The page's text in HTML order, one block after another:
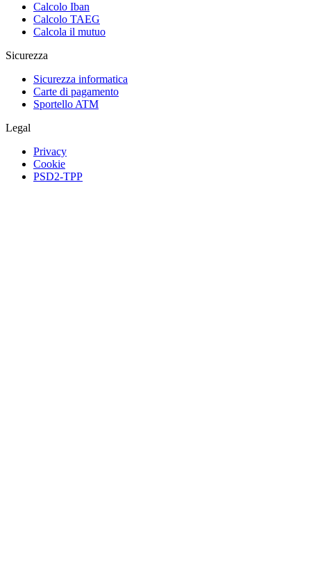
Calcolo Iban
Calcolo TAEG
Calcola il mutuo
Sicurezza
Sicurezza informatica
Carte di pagamento
Sportello ATM
Legal
Privacy
Cookie
PSD2-TPP